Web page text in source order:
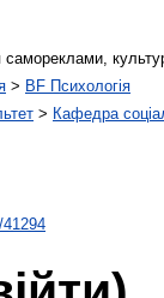
> BF Психологія
> Кафедра